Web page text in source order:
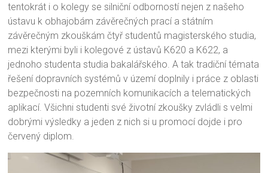
tentokrát i o kolegy se silniční odborností nejen z našeho
ústavu k obhajobám závěrečných prací a státním
závěrečným zkouškám čtyř studentů magisterského studia,
mezi kterými byli i kolegové z ústavů K620 a K622, a
jednoho studenta studia bakalářského. A tak tradiční témata
řešení dopravních systémů v území doplnily i práce z oblasti
bezpečnosti na pozemních komunikacích a telematických
aplikací. Všichni studenti své životní zkoušky zvládli s velmi
dobrými výsledky a jeden z nich si u promocí dojde i pro
červený diplom.